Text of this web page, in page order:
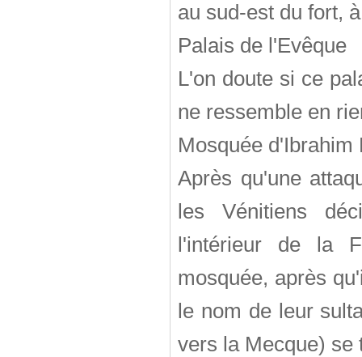
au sud-est du fort,
Palais de l'Evêque
L'on doute si ce
ne ressemble en
Mosquée d'Ibrahim
Après qu'une
les Vénitiens
l'intérieur de la
mosquée, après
le nom de leur
vers la Mecque) se